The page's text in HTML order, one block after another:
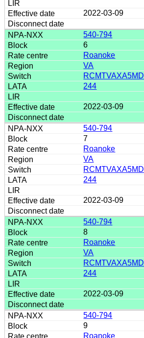
2022-03-09
540-794
6
Roanoke
VA
RCMTVAXA5MD
244
2022-03-09
540-794
7
Roanoke
VA
RCMTVAXA5MD
244
2022-03-09
540-794
8
Roanoke
VA
RCMTVAXA5MD
244
2022-03-09
540-794
9
Roanoke